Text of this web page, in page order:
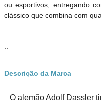
ou esportivos, entregando
clássico que combina com
Descrição da Marca
O alemão Adolf Dassler